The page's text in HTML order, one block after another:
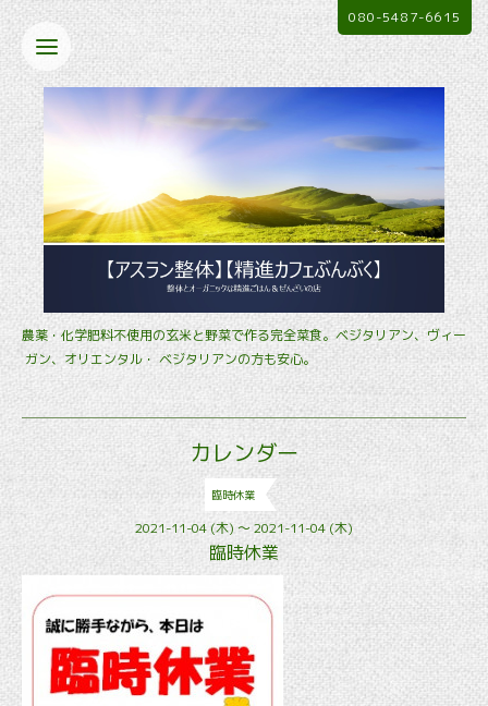
農薬・化学肥料不使用の玄米と野菜で作る完全菜食。ベジタリアン、ヴィー
ガン、オリエンタル・ ベジタリアンの方も安心。
080-5487-6615
カレンダー
臨時休業
2021-11-04 (木) ～ 2021-11-04 (木)
臨時休業